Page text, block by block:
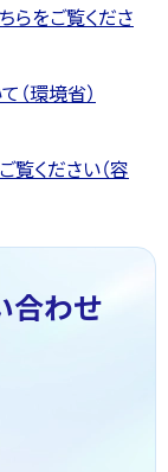
らをご覧くださ
（環境省）
覧ください（容
合わせ